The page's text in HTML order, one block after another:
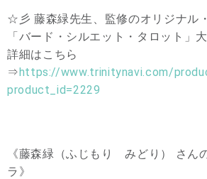
☆彡 藤森緑先生、監修のオリジナル
「バード・シルエット・タロット」
詳細はこちら
⇒https://www.trinitynavi.com/
product_id=2229
《藤森緑（ふじもり みどり） さん
ラ》